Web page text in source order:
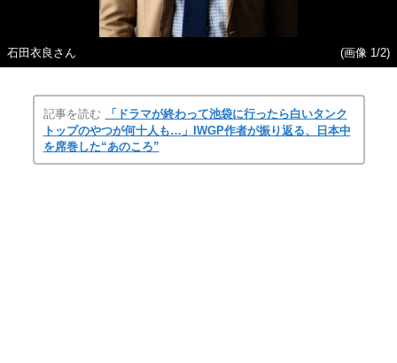
石田衣良さん (画像 1/2)
記事を読む
「ドラマが終わって池袋に行ったら白いタンク
トップのやつが何十人も…」IWGP作者が振り返る、日本中
を席巻した“あのころ”